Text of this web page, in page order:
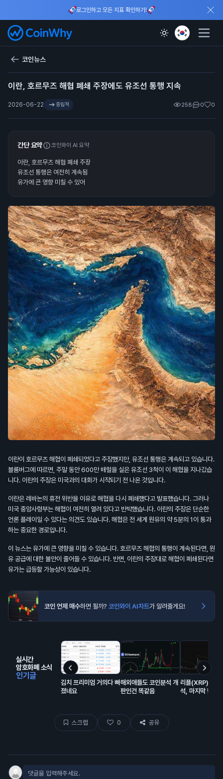
로그인하고 모든 지표 확인하기!
코인뉴스
이란, 호르무즈 해협 폐쇄 주장에도 유조선 통행 지속
2026-06-22 중립적 258 0 0
간단 요약 코인와이 AI 요약
이란, 호르무즈 해협 폐쇄 주장
유조선 통행은 여전히 계속됨
유가에 큰 영향 미칠 수 있어
이란이 호르무즈 해협이 폐쇄되었다고 주장했지만, 유조선 통행은 계속되고 있습니다.
블룸버그에 따르면, 주말 동안 600만 배럴을 실은 유조선 3척이 이 해협을 지나갔습
니다. 이란의 주장은 미국과의 대화가 시작되기 전 나온 것입니다.
이란은 레바논의 휴전 위반을 이유로 해협을 다시 폐쇄했다고 발표했습니다. 그러나
미국 중앙사령부는 해협이 여전히 열려 있다고 반박했습니다. 이란의 주장은 단순한
언론 플레이일 수 있다는 의견도 있습니다. 해협은 전 세계 원유의 약 5분의 1이 통과
하는 중요한 경로입니다.
이 뉴스는 유가에 큰 영향을 미칠 수 있습니다. 호르무즈 해협의 통행이 계속된다면, 원
유 공급에 대한 불안이 줄어들 수 있습니다. 반면, 이란의 주장대로 해협이 폐쇄된다면
유가는 급등할 가능성이 있습니다.
코인 언제 매수하면 될까? 코인와이 AI차트가 알려줄게요!
실시간
암호화폐 소식
인기글
김치 프리미엄 거의다 빠
졌네요
해외애들도 코인분석 개
판인건 똑같음
리플(XRP) 초특
석, 마지막 한번
스크랩 0 공유